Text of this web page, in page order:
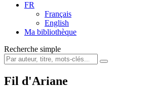
FR
Français
English
Ma bibliothèque
Recherche simple
Fil d'Ariane